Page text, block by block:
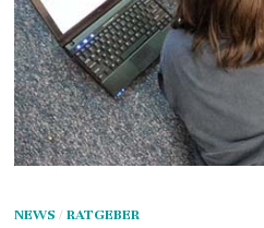
NEWS / RATGEBER